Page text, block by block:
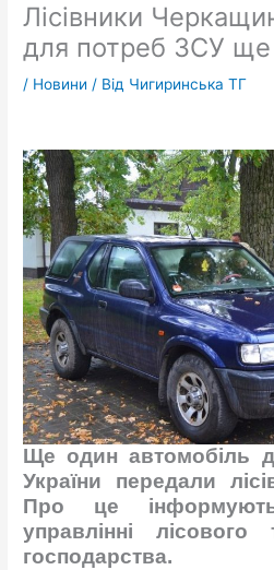
Лісівники
для потреб ЗСУ ще
/ Новини / Від Чигиринська ТГ
Ще один автомобіль
України передали
Про це
управлінні
господарства.